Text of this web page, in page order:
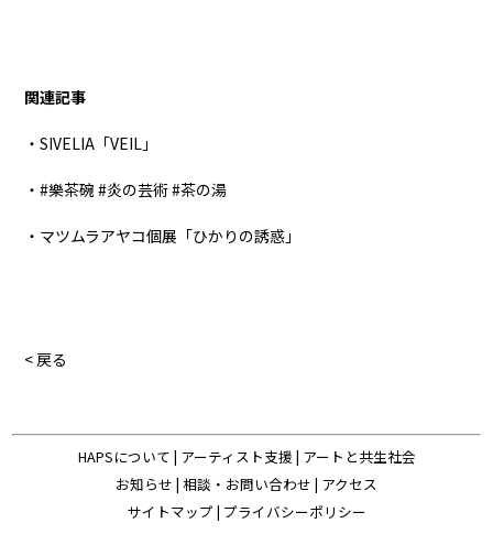
関連記事
・SIVELIA「VEIL」
・#樂茶碗 #炎の芸術 #茶の湯
・マツムラアヤコ個展「ひかりの誘惑」
< 戻る
HAPSについて | アーティスト支援 | アートと共生社会
お知らせ | 相談・お問い合わせ | アクセス
サイトマップ | プライバシーポリシー